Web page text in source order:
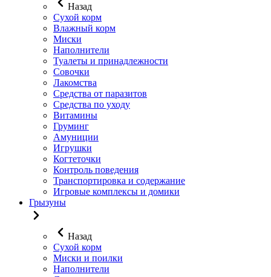
Назад
Сухой корм
Влажный корм
Миски
Наполнители
Туалеты и принадлежности
Совочки
Лакомства
Средства от паразитов
Средства по уходу
Витамины
Груминг
Амуниции
Игрушки
Когтеточки
Контроль поведения
Транспортировка и содержание
Игровые комплексы и домики
Грызуны
Назад
Сухой корм
Миски и поилки
Наполнители